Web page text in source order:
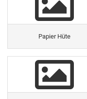
Papier Hüte